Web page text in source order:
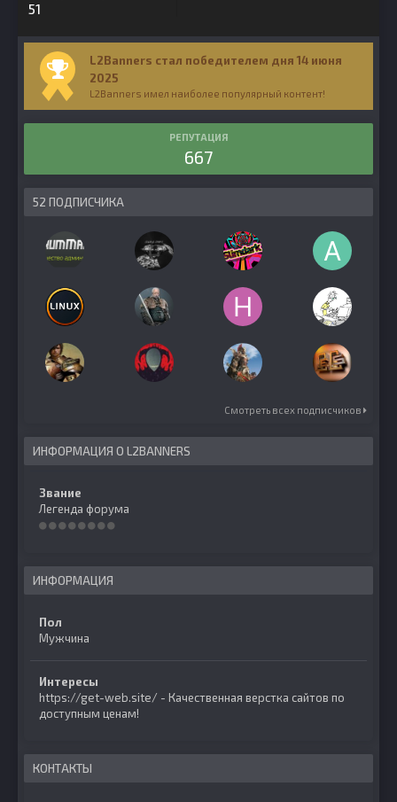
51
L2Banners стал победителем дня 14 июня
2025
L2Banners имел наиболее популярный контент!
РЕПУТАЦИЯ
667
52 ПОДПИСЧИКА
Смотреть всех подписчиков
ИНФОРМАЦИЯ О L2BANNERS
Звание
Легенда форума
ИНФОРМАЦИЯ
Пол
Мужчина
Интересы
https://get-web.site/ - Качественная верстка сайтов по
доступным ценам!
КОНТАКТЫ